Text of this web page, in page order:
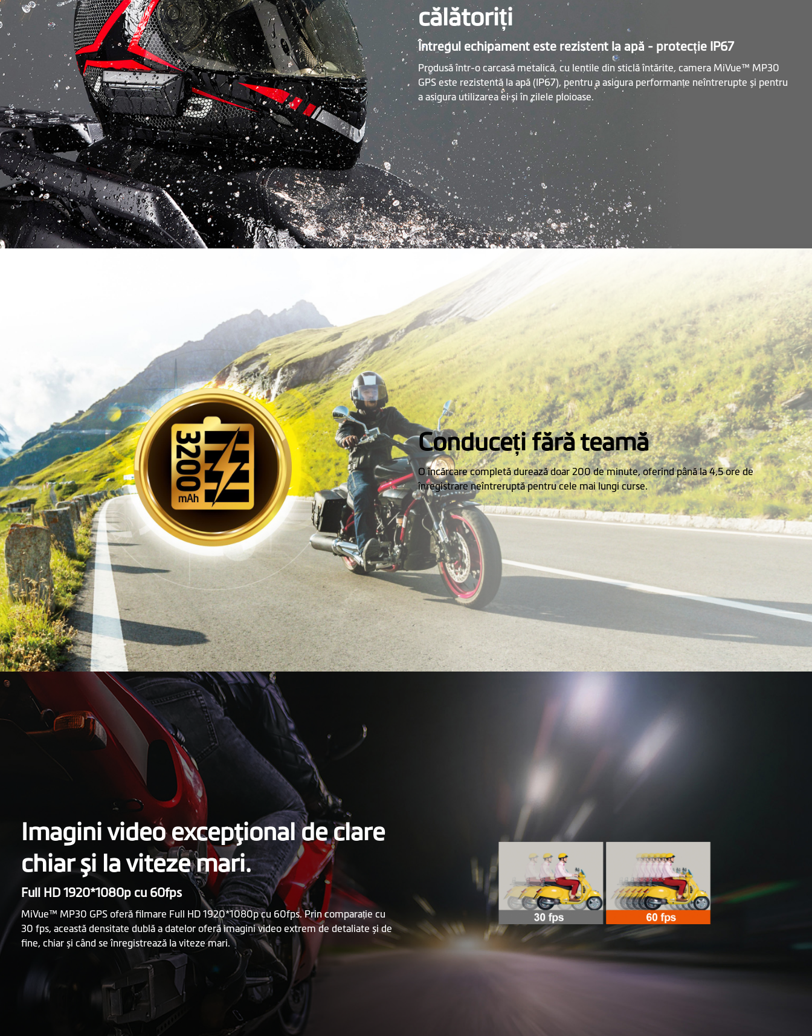
călătoriți
Întregul echipament este rezistent la apă - protecție IP67
Produsă într-o carcasă metalică, cu lentile din sticlă întărite, camera MiVue™ MP30
GPS este rezistentă la apă (IP67), pentru a asigura performanțe neîntrerupte și pentru
a asigura utilizarea ei și în zilele ploioase.
Conduceți fără teamă
O încărcare completă durează doar 200 de minute, oferind până la 4,5 ore de
înregistrare neîntreruptă pentru cele mai lungi curse.
Imagini video excepţional de clare
chiar și la viteze mari.
Full HD 1920*1080p cu 60fps
MiVue™ MP30 GPS oferă filmare Full HD 1920*1080p cu 60fps. Prin comparație cu
30 fps, această densitate dublă a datelor oferă imagini video extrem de detaliate și de
fine, chiar și când se înregistrează la viteze mari.